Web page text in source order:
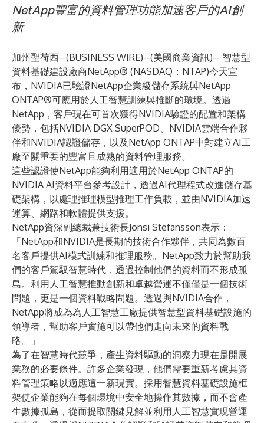
NetApp豐富的資料管理功能加速客戶的AI創
新
加州聖荷西--(BUSINESS WIRE)--(美國商業資訊)-- 智慧型
資料基礎建設廠商NetApp® (NASDAQ：NTAP)今天宣
布，NVIDIA已驗證NetApp企業級儲存系統與NetApp
ONTAP®可應用於人工智慧訓練與推斷的環境。透過
NetApp，客戶現在可首次獲得NVIDIA驗證的配置和架構
優勢，包括NVIDIA DGX SuperPOD、 NVIDIA雲端合作夥
伴和NVIDIA認證儲存，以及NetApp ONTAP中對建立AI工
廠至關重要的豐富且成熟的資料管理服務。
這些認證使NetApp能夠利用適用於NetApp ONTAP的
NVIDIA AI資料平台參考設計，透過AI代理程式改進儲存基
礎架構，以處理推理模型推理工作負載，並由NVIDIA加速
運算、網路和軟體提供支援。
NetApp資深副總裁兼技術長Jonsi Stefansson表示：
「NetApp和NVIDIA是長期的技術合作夥伴，共同為數百
名客戶提供AI模式訓練和推理服務。NetApp致力於幫助我
們的客戶駕馭智慧時代，透過控制他們的資料而不形成孤
島。利用人工智慧推動創新和卓越營運不僅僅是一個技術
問題，更是一個資料戰略問題。透過與NVIDIA合作，
NetApp將成為為人工智慧工廠提供智慧型資料基礎設施的
領導者，幫助客戶實施可以帶他們走向未來的資料戰
略。」
為了在智慧時代競爭，產生資料驅動的洞察力現在是開展
業務的必要條件。許多企業發現，他們需要重新考慮其資
料管理策略以適應這一新現實。採用智慧資料基礎設施框
架使企業能夠在每個環境中安全地操作其數據，而不會產
生數據孤島，從而提取關鍵見解並利用人工智慧實現營運